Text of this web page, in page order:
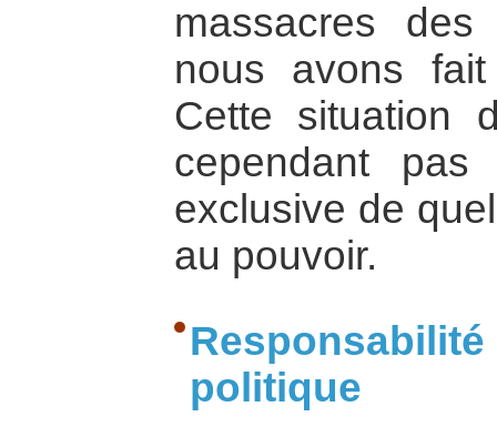
massacres
nous avons
Cette situation
cependant pas
exclusive de
au pouvoir.
politique